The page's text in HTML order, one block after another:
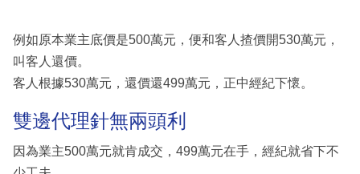
例如原本業主底價是500萬元，便和客人揸價開530萬元，
叫客人還價。
客人根據530萬元，還價還499萬元，正中經紀下懷。
雙邊代理針無兩頭利
因為業主500萬元就肯成交，499萬元在手，經紀就省下不